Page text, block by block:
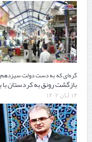
گره‌ای که به دست دولت سیزدهم
بازگشت رونق به کردستان با
۱۳ آبان ۱۴۰۲